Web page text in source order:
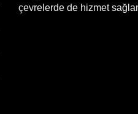
çevrelerde de hizmet